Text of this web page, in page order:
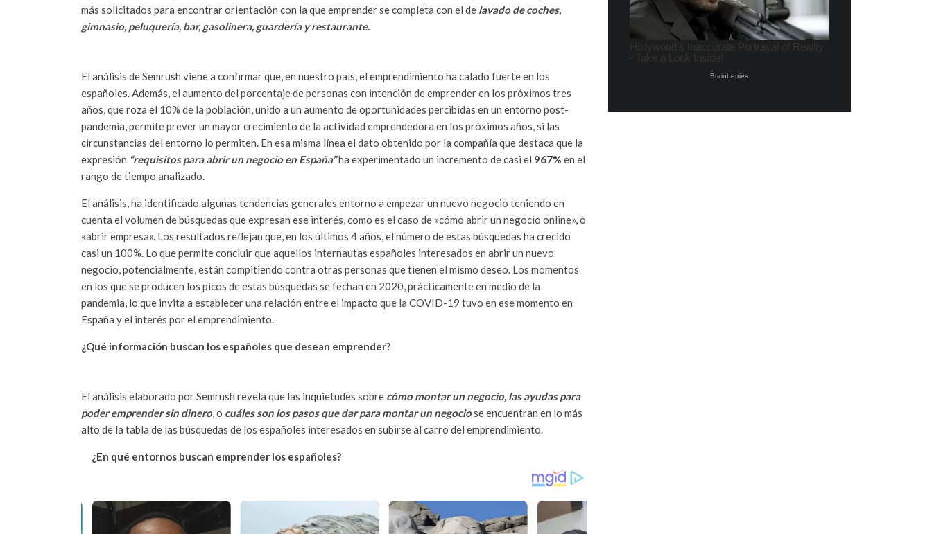
más solicitados para encontrar orientación con la que emprender se completa con el de lavado de coches,
gimnasio, peluquería, bar, gasolinera, guardería y restaurante.
El análisis de Semrush viene a confirmar que, en nuestro país, el emprendimiento ha calado fuerte en los
españoles. Además, el aumento del porcentaje de personas con intención de emprender en los próximos tres
años, que roza el 10% de la población, unido a un aumento de oportunidades percibidas en un entorno post-
pandemia, permite prever un mayor crecimiento de la actividad emprendedora en los próximos años, si las
circunstancias del entorno lo permiten. En esa misma línea el dato obtenido por la compañía que destaca que la
expresión “requisitos para abrir un negocio en España”ha experimentado un incremento de casi el 967% en el
rango de tiempo analizado.
El análisis, ha identificado algunas tendencias generales entorno a empezar un nuevo negocio teniendo en
cuenta el volumen de búsquedas que expresan ese interés, como es el caso de «cómo abrir un negocio online», o
«abrir empresa». Los resultados reflejan que, en los últimos 4 años, el número de estas búsquedas ha crecido
casi un 100%. Lo que permite concluir que aquellos internautas españoles interesados en abrir un nuevo
negocio, potencialmente, están compitiendo contra otras personas que tienen el mismo deseo. Los momentos
en los que se producen los picos de estas búsquedas se fechan en 2020, prácticamente en medio de la
pandemia, lo que invita a establecer una relación entre el impacto que la COVID-19 tuvo en ese momento en
España y el interés por el emprendimiento.
¿Qué información buscan los españoles que desean emprender?
El análisis elaborado por Semrush revela que las inquietudes sobre cómo montar un negocio, las ayudas para
poder emprender sin dinero, o cuáles son los pasos que dar para montar un negociose encuentran en lo más
alto de la tabla de las búsquedas de los españoles interesados en subirse al carro del emprendimiento.
¿En qué entornos buscan emprender los españoles?